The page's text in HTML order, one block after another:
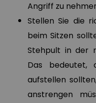
Angriff zu
Stellen Sie die
beim Sitzen
Stehpult in der
Das bedeutet,
aufstellen
anstrengen